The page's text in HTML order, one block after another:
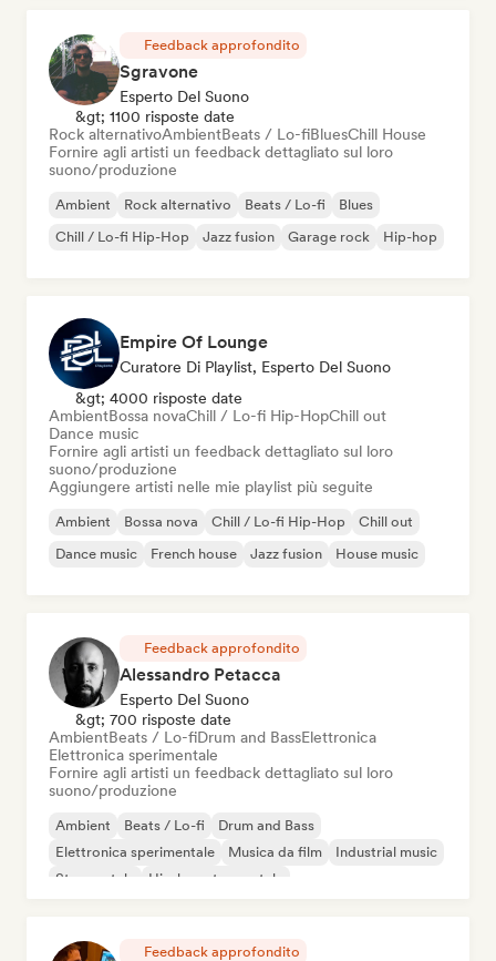
Feedback approfondito
Sgravone
Esperto Del Suono
&gt; 1100 risposte date
Rock alternativoAmbientBeats / Lo-fiBluesChill House
Fornire agli artisti un feedback dettagliato sul loro
suono/produzione
Ambient Rock alternativo Beats / Lo-fi
Blues
Chill / Lo-fi Hip-Hop
Jazz fusion Garage rock Hip-hop
Empire Of Lounge
Curatore Di Playlist, Esperto Del Suono
&gt; 4000 risposte date
AmbientBossa novaChill / Lo-fi Hip-HopChill out
Dance music
Fornire agli artisti un feedback dettagliato sul loro
suono/produzione
Aggiungere artisti nelle mie playlist più seguite
Ambient Bossa nova Chill / Lo-fi Hip-Hop
Chill out
Dance music
French house Jazz fusion House music
Feedback approfondito
Alessandro Petacca
Esperto Del Suono
&gt; 700 risposte date
AmbientBeats / Lo-fiDrum and BassElettronica
Elettronica sperimentale
Fornire agli artisti un feedback dettagliato sul loro
suono/produzione
Ambient Beats / Lo-fi
Drum and Bass
Elettronica sperimentale
Musica da film
Industrial music
Strumentale
Hip-hop strumentale
Feedback approfondito